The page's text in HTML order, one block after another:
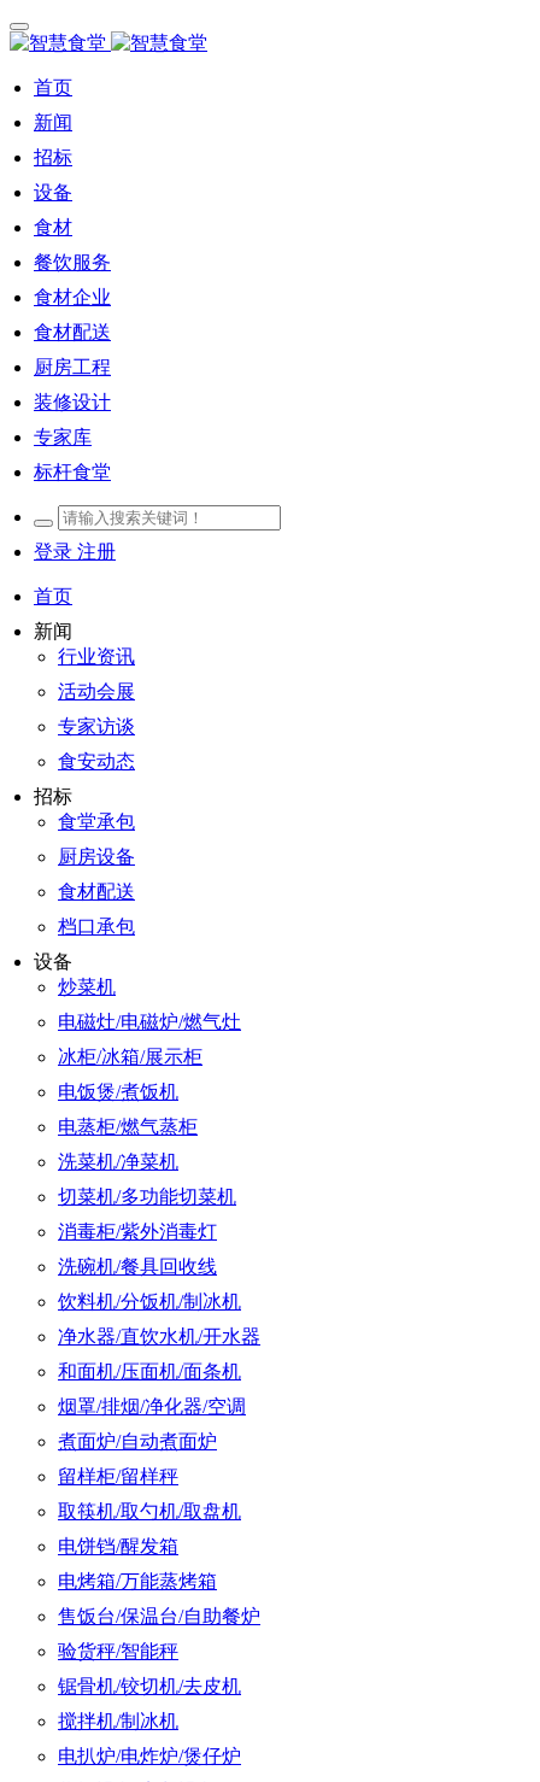
首页
新闻
招标
设备
食材
餐饮服务
食材企业
食材配送
厨房工程
装修设计
专家库
标杆食堂
登录 注册
首页
新闻
行业资讯
活动会展
专家访谈
食安动态
招标
食堂承包
厨房设备
食材配送
档口承包
设备
炒菜机
电磁灶/电磁炉/燃气灶
冰柜/冰箱/展示柜
电饭煲/煮饭机
电蒸柜/燃气蒸柜
洗菜机/净菜机
切菜机/多功能切菜机
消毒柜/紫外消毒灯
洗碗机/餐具回收线
饮料机/分饭机/制冰机
净水器/直饮水机/开水器
和面机/压面机/面条机
烟罩/排烟/净化器/空调
煮面炉/自动煮面炉
留样柜/留样秤
取筷机/取勺机/取盘机
电饼铛/醒发箱
电烤箱/万能蒸烤箱
售饭台/保温台/自助餐炉
验货秤/智能秤
锯骨机/铰切机/去皮机
搅拌机/制冰机
电扒炉/电炸炉/煲仔炉